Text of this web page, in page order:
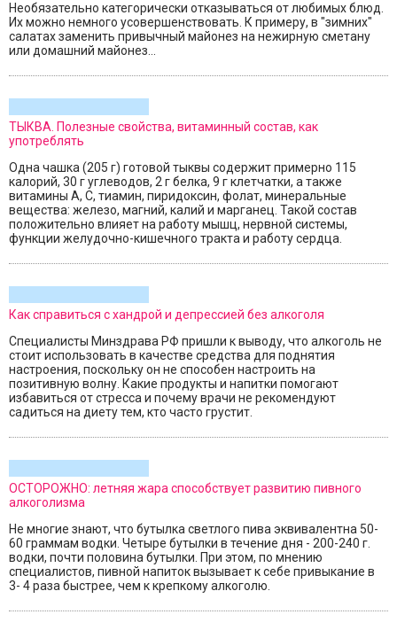
Необязательно категорически отказываться от любимых блюд.
Их можно немного усовершенствовать. К примеру, в "зимних"
салатах заменить привычный майонез на нежирную сметану
или домашний майонез...
ТЫКВА. Полезные свойства, витаминный состав, как
употреблять
Одна чашка (205 г) готовой тыквы содержит примерно 115
калорий, 30 г углеводов, 2 г белка, 9 г клетчатки, а также
витамины А, С, тиамин, пиридоксин, фолат, минеральные
вещества: железо, магний, калий и марганец. Такой состав
положительно влияет на работу мышц, нервной системы,
функции желудочно-кишечного тракта и работу сердца.
Как справиться с хандрой и депрессией без алкоголя
Специалисты Минздрава РФ пришли к выводу, что алкоголь не
стоит использовать в качестве средства для поднятия
настроения, поскольку он не способен настроить на
позитивную волну. Какие продукты и напитки помогают
избавиться от стресса и почему врачи не рекомендуют
садиться на диету тем, кто часто грустит.
ОСТОРОЖНО: летняя жара способствует развитию пивного
алкоголизма
Не многие знают, что бутылка светлого пива эквивалентна 50-
60 граммам водки. Четыре бутылки в течение дня - 200-240 г.
водки, почти половина бутылки. При этом, по мнению
специалистов, пивной напиток вызывает к себе привыкание в
3- 4 раза быстрее, чем к крепкому алкоголю.